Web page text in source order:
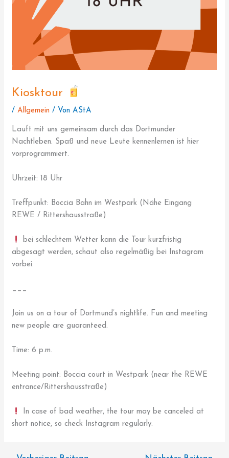
Kiosktour
/Allgemein / VonAStA
Lauft mit uns gemeinsam durch das Dortmunder
Nachtleben. Spaß und neue Leute kennenlernen ist hier
vorprogrammiert.
Uhrzeit: 18 Uhr
Treffpunkt: Boccia Bahn im Westpark (Nähe Eingang
REWE / Rittershausstraße)
bei schlechtem Wetter kann die Tour kurzfristig
abgesagt werden, schaut also regelmäßig bei Instagram
vorbei.
___
Join us on a tour of Dortmund’s nightlife. Fun and meeting
new people are guaranteed.
Time: 6 p.m.
Meeting point: Boccia court in Westpark (near the REWE
entrance/Rittershausstraße)
In case of bad weather, the tour may be canceled at
short notice, so check Instagram regularly.